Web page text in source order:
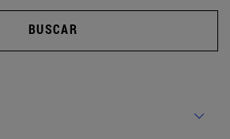
BUSCAR